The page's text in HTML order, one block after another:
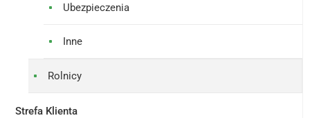
Ubezpieczenia
Inne
Rolnicy
Strefa Klienta